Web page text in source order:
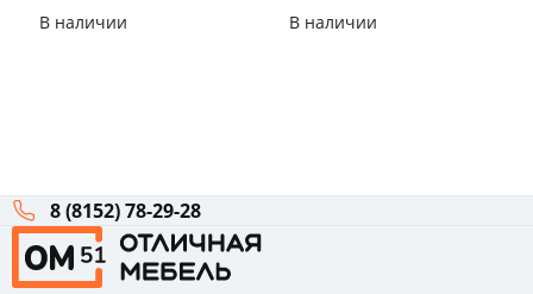
В наличии
В наличии
8 (8152) 78-29-28